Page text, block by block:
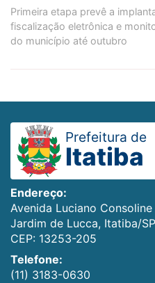
Primeira etapa prevê a
fiscalização eletrônica e
do município até outubro
Prefeitura de
Itatiba
Endereço:
Avenida Luciano Consoline
Jardim de Lucca, Itatiba/SP
CEP: 13253-205
Telefone:
(11) 3183-0630